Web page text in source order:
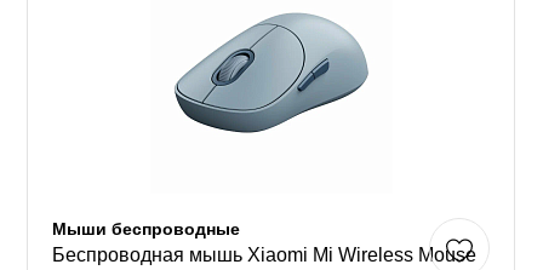
Мыши беспроводные
Беспроводная мышь Xiaomi Mi Wireless Mouse